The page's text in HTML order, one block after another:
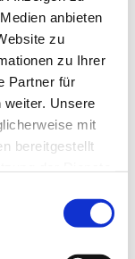
anbieten
zu
zu Ihrer
Partner für
weiter. Unsere
mit
bereitgestellt
statt am
Tel.
Loch, Tel. 02191/
unter der Tel.-Nr.